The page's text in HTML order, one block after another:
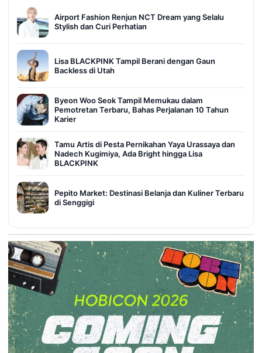
Airport Fashion Renjun NCT Dream yang Selalu
Stylish dan Curi Perhatian
Lisa BLACKPINK Tampil Berani dengan Gaun
Backless di Utah
Byeon Woo Seok Tampil Memukau dalam
Pemotretan Terbaru, Bahas Perjalanan 10 Tahun
Karier
Tamu Artis di Pesta Pernikahan Yaya Urassaya dan
Nadech Kugimiya, Ada Bright hingga Lisa
BLACKPINK
Pepito Market: Destinasi Belanja dan Kuliner Terbaru
di Senggigi